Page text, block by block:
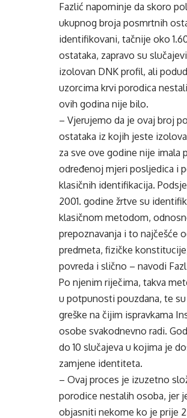
Fazlić napominje da skoro
ukupnog broja posmrtnih
identifikovani, tačnije oko
ostataka, zapravo su
izolovan DNK profil, ali
uzorcima krvi porodica
ovih godina nije bilo.
– Vjerujemo da je ovaj broj
ostataka iz kojih jeste
za sve ove godine nije imala
određenoj mjeri posljedica i
klasičnih identifikacija.
2001. godine žrtve su
klasičnom metodom,
prepoznavanja i to najčešće
predmeta, fizičke
povreda i slično – navodi
Po njenim riječima, takva
u potpunosti pouzdana, te
greške na čijim ispravkama
osobe svakodnevno radi.
do 10 slučajeva u kojima je
zamjene identiteta.
– Ovaj proces je izuzetno
porodice nestalih osoba, jer
objasniti nekome ko je prije